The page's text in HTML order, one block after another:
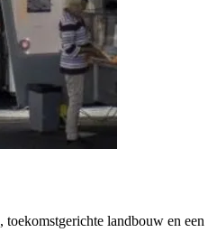
toekomstgerichte landbouw en